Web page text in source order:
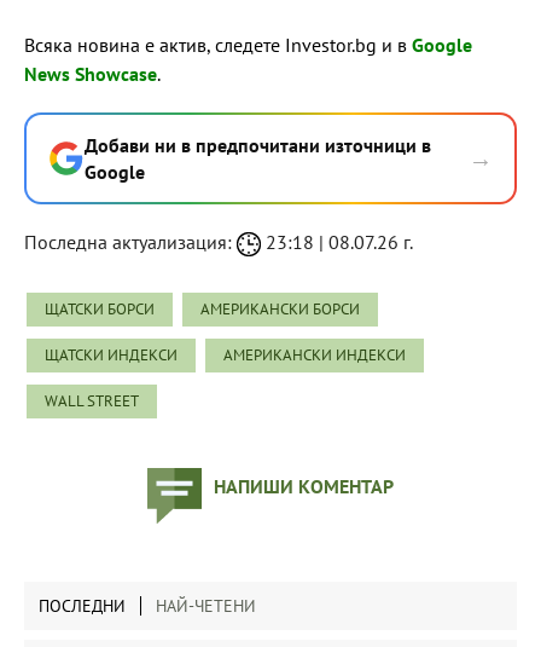
Всяка новина е актив, следете Investor.bg и в Google
News Showcase.
Добави ни в предпочитани източници в
Google
→
Последна актуализация: 23:18 | 08.07.26 г.
ЩАТСКИ БОРСИ АМЕРИКАНСКИ БОРСИ
ЩАТСКИ ИНДЕКСИ АМЕРИКАНСКИ ИНДЕКСИ
WALL STREET
НАПИШИ КОМЕНТАР
ПОСЛЕДНИ НАЙ-ЧЕТЕНИ